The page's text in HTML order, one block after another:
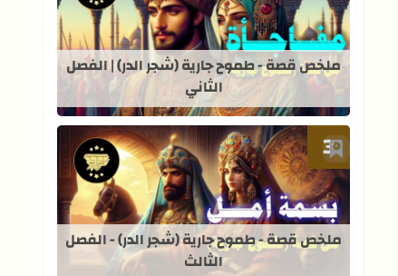
قراءة المزيد عن ملخص قصة - طموح
ملخص قصة - طموح جارية (شجر الدر) | الفصل
الثاني
أضف إلى العلامات المرجعية
قراءة المزيد عن ملخص قصة - طموح
ملخص قصة - طموح جارية (شجر الدر) - الفصل
الثالث